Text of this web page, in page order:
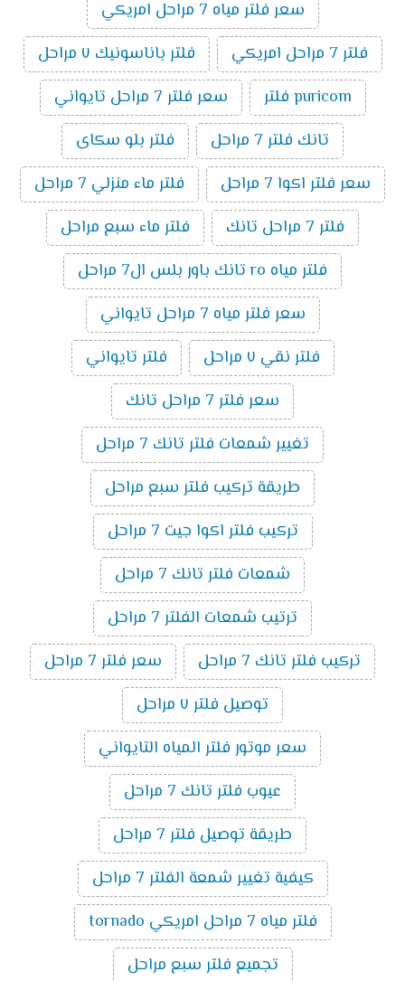
سعر فلتر مياه 7 مراحل امريكي
فلتر 7 مراحل امريكي
فلتر باناسونيك ٧ مراحل
puricom فلتر
سعر فلتر 7 مراحل تايواني
تانك فلتر 7 مراحل
فلتر بلو سكاى
سعر فلتر اكوا 7 مراحل
فلتر ماء منزلي 7 مراحل
فلتر 7 مراحل تانك
فلتر ماء سبع مراحل
فلتر مياه ro تانك باور بلس ال7 مراحل
سعر فلتر مياه 7 مراحل تايواني
فلتر نقي ٧ مراحل
فلتر تايواني
سعر فلتر 7 مراحل تانك
تغيير شمعات فلتر تانك 7 مراحل
طريقة تركيب فلتر سبع مراحل
تركيب فلتر اكوا جيت 7 مراحل
شمعات فلتر تانك 7 مراحل
ترتيب شمعات الفلتر 7 مراحل
تركيب فلتر تانك 7 مراحل
سعر فلتر 7 مراحل
توصيل فلتر ٧ مراحل
سعر موتور فلتر المياه التايواني
عيوب فلتر تانك 7 مراحل
طريقة توصيل فلتر 7 مراحل
كيفية تغيير شمعة الفلتر 7 مراحل
فلتر مياه 7 مراحل امريكي tornado
تجميع فلتر سبع مراحل